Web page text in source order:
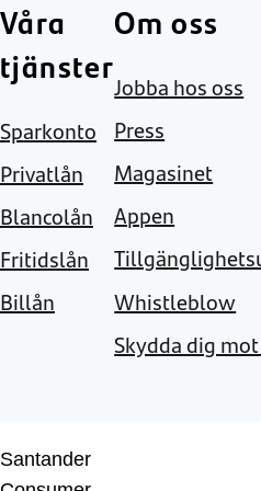
Våra
tjänster
Sparkonto
Privatlån
Blancolån
Fritidslån
Billån
Om oss
Jobba hos oss
Press
Magasinet
Appen
Whistleblow
Skydda dig
Santander